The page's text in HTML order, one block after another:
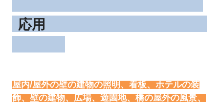
応用
屋内/屋外の壁の建物の照明、看板、ホテルの装
飾、壁の建物、広場、遊園地、橋の屋外の風景、